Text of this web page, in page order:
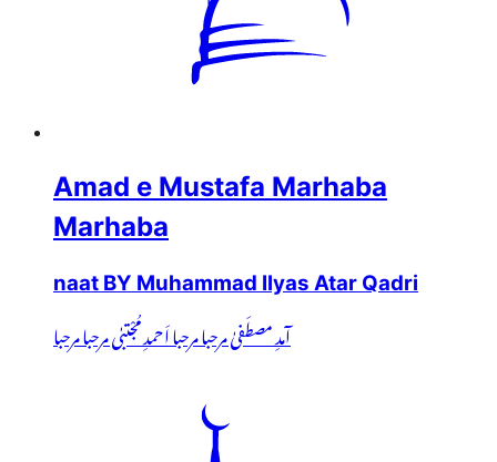
Amad e Mustafa Marhaba
Marhaba
naat BY Muhammad Ilyas Atar Qadri
آمدِ مصطَفیٰ مرحبا مرحبا اَحمدِ مُجْتبٰی مرحبا مرحبا